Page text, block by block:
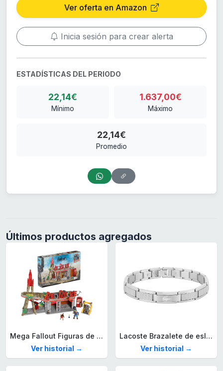
Ver oferta en Amazon
Inicia sesión para crear alerta
ESTADÍSTICAS DEL PERIODO
22,14€
Mínimo
1.637,00€
Máximo
22,14€
Promedio
Últimos productos agregados
Mega Fallout Figuras de acción y Juguetes de construcción, Parada de Camiones Red Rocket con 824 Piezas, 2 Personajes articulados y Accesorios, para coleccionistas, HXT00
Ver historial →
Lacoste Brazalete de eslabón para Hombre Colección STENCIL de Acero inoxidable
Ver historial →